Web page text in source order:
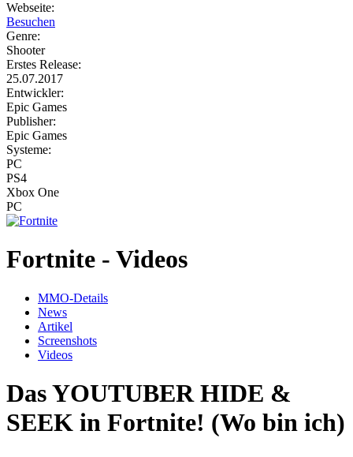
Webseite:
Besuchen
Genre:
Shooter
Erstes Release:
25.07.2017
Entwickler:
Epic Games
Publisher:
Epic Games
Systeme:
PC
PS4
Xbox One
PC
Fortnite - Videos
MMO-Details
News
Artikel
Screenshots
Videos
Das YOUTUBER HIDE &
SEEK in Fortnite! (Wo bin ich)